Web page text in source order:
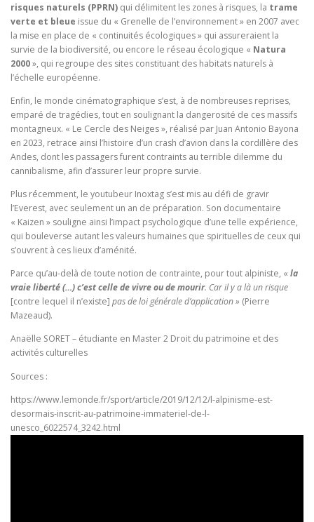
risques naturels (PPRN) qui délimitent les zones à risques, la trame
verte et bleue issue du « Grenelle de l’environnement » en 2007 avec
la mise en place de « continuités écologiques » qui assureraient la
survie de la biodiversité, ou encore le réseau écologique « Natura
2000», qui regroupe des sites constituant des habitats naturels à
l’échelle européenne.
Enfin, le monde cinématographique s’est, à de nombreuses reprises,
emparé de tragédies, tout en soulignant la dangerosité de ces massifs
montagneux. « Le Cercle des Neiges », réalisé par Juan Antonio Bayona
en 2023, retrace ainsi l’histoire d’un crash d’avion dans la cordillère des
Andes, dont les passagers furent contraints au terrible dilemme du
cannibalisme, afin d’assurer leur propre survie.
Plus récemment, le youtubeur Inoxtag s’est mis au défi de gravir
l’Everest, avec seulement un an de préparation. Son documentaire
« Kaizen » souligne ainsi l’impact psychologique d’une telle expérience,
qui bouleverse autant les valeurs humaines que spirituelles de ceux qui
s’ouvrent à ces lieux d’aménité.
Parce qu’au-delà de toute notion de contrainte, pour tout alpiniste, « la
vraie liberté (…) c’est celle de vivre ou de mourir. Car il y a là un risque
[contre lequel il n’existe] pas de loi générale d’application » (Pierre
Mazeaud).
Anaëlle SORET – étudiante en Master 2 Droit du patrimoine et des
activités culturelles
Sources :
https://www.lemonde.fr/sport/article/2019/12/12/l-alpinisme-est-
desormais-inscrit-au-patrimoine-immateriel-de-l-
unesco_6022574_3242.html